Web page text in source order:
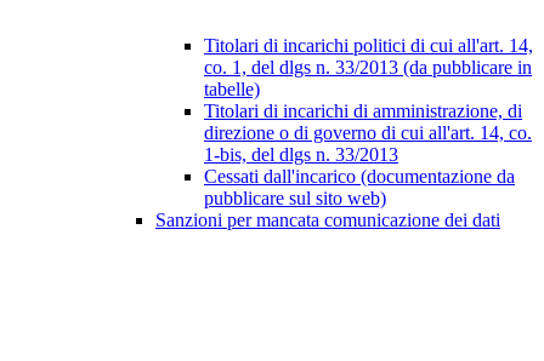
Titolari di incarichi politici di cui all'art. 14,
co. 1, del dlgs n. 33/2013 (da pubblicare in
tabelle)
Titolari di incarichi di amministrazione, di
direzione o di governo di cui all'art. 14, co.
1-bis, del dlgs n. 33/2013
Cessati dall'incarico (documentazione da
pubblicare sul sito web)
Sanzioni per mancata comunicazione dei dati